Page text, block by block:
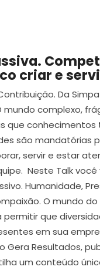
criar e
Da
mundo complexo,
que conhecimentos
são mandatórias
servir e estar
Neste Talk você
Humanidade,
O mundo
que
em sua
Gera Resultados,
um conteúdo